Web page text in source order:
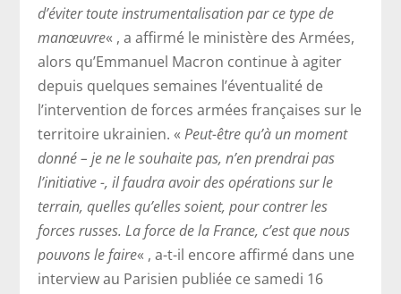
d’éviter toute instrumentalisation par ce type de
manœuvre« , a affirmé le ministère des Armées,
alors qu’Emmanuel Macron continue à agiter
depuis quelques semaines l’éventualité de
l’intervention de forces armées françaises sur le
territoire ukrainien. «Peut-être qu’à un moment
donné – je ne le souhaite pas, n’en prendrai pas
l’initiative -, il faudra avoir des opérations sur le
terrain, quelles qu’elles soient, pour contrer les
forces russes. La force de la France, c’est que nous
pouvons le faire« , a-t-il encore affirmé dans une
interview au Parisien publiée ce samedi 16